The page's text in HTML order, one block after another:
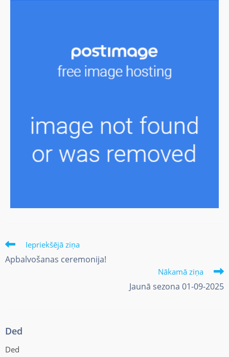
Iepriekšējā ziņa
Apbalvošanas ceremonija!
Nākamā ziņa
Jaunā sezona 01-09-2025
Ded
Ded